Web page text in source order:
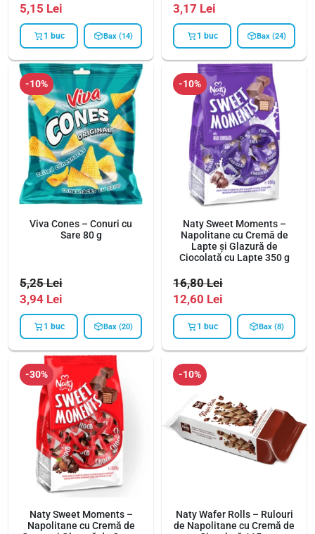
5,15 Lei
1 buc Bax (14)
3,17 Lei
1 buc Bax (24)
-10%
Viva Cones – Conuri cu
Sare 80 g
5,25Lei
3,94 Lei
1 buc Bax (20)
-10%
Naty Sweet Moments –
Napolitane cu Cremă de
Lapte și Glazură de
Ciocolată cu Lapte 350 g
16,80Lei
12,60 Lei
1 buc Bax (8)
-30%
Naty Sweet Moments –
Napolitane cu Cremă de
-10%
Naty Wafer Rolls – Rulouri
de Napolitane cu Cremă de